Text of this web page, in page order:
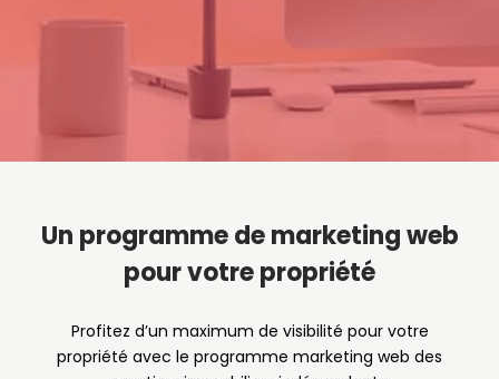
Un programme de marketing web
pour votre propriété
Profitez d’un maximum de visibilité pour votre
propriété avec le programme marketing web des